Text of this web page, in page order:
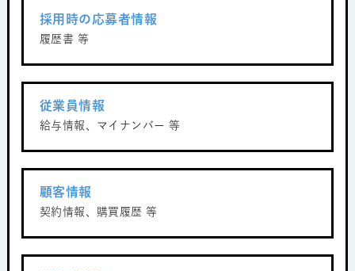
採用時の応募者情報
履歴書 等
従業員情報
給与情報、マイナンバー 等
顧客情報
契約情報、購買履歴 等